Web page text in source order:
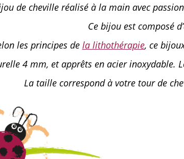
de cheville réalisé à la main avec
Ce bijou est composé
les principes de la lithothérapie, ce
4 mm, et apprêts en acier inoxydable.
La taille correspond à votre tour de